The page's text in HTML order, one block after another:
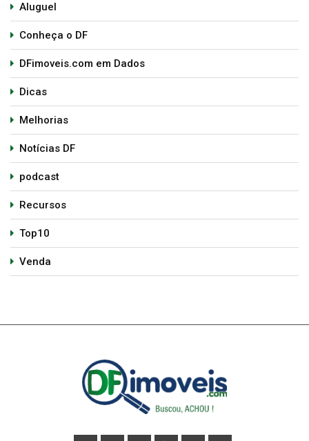
Aluguel
Conheça o DF
DFimoveis.com em Dados
Dicas
Melhorias
Notícias DF
podcast
Recursos
Top10
Venda